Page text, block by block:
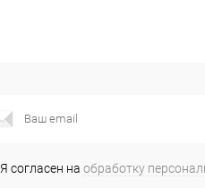
Я согласен на обработку